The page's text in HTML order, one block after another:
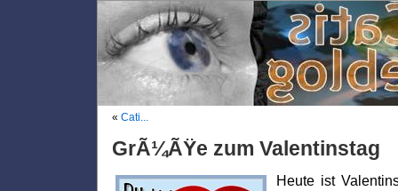
« Cati...
GrÃ¼ÃŸe zum Valentinstag
Heute ist